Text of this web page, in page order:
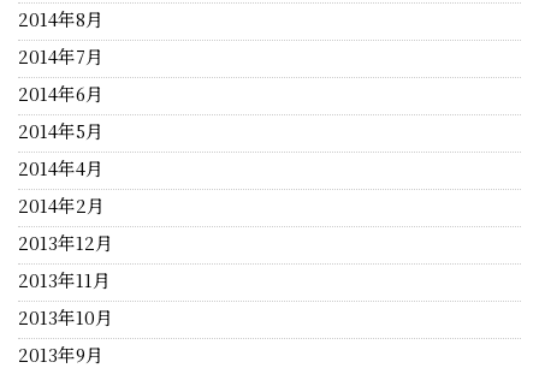
2014年8月
2014年7月
2014年6月
2014年5月
2014年4月
2014年2月
2013年12月
2013年11月
2013年10月
2013年9月